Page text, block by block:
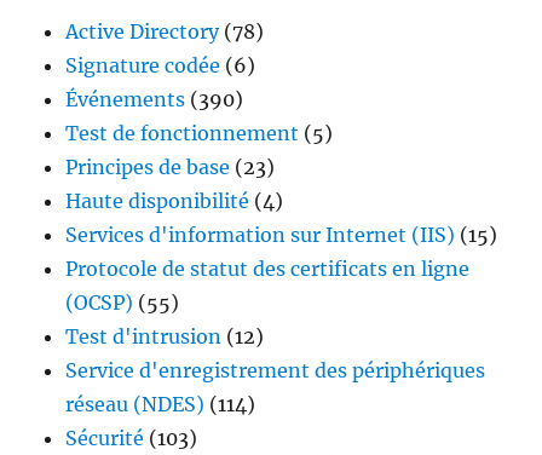
Active Directory(78)
Signature codée (6)
Événements (390)
Test de fonctionnement (5)
Principes de base (23)
Haute disponibilité (4)
Services d'information sur Internet (IIS) (15)
Protocole de statut des certificats en ligne
(OCSP) (55)
Test d'intrusion (12)
Service d'enregistrement des périphériques
réseau (NDES) (114)
Sécurité (103)